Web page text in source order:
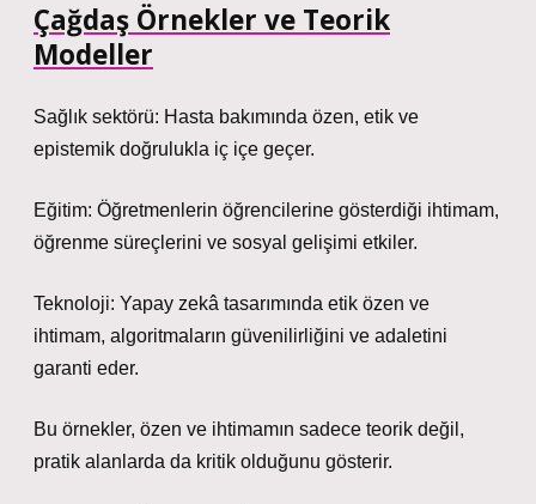
Çağdaş Örnekler ve Teorik
Modeller
Sağlık sektörü: Hasta bakımında özen, etik ve
epistemik doğrulukla iç içe geçer.
Eğitim: Öğretmenlerin öğrencilerine gösterdiği ihtimam,
öğrenme süreçlerini ve sosyal gelişimi etkiler.
Teknoloji: Yapay zekâ tasarımında etik özen ve
ihtimam, algoritmaların güvenilirliğini ve adaletini
garanti eder.
Bu örnekler, özen ve ihtimamın sadece teorik değil,
pratik alanlarda da kritik olduğunu gösterir.